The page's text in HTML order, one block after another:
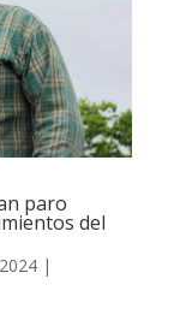
paro
del
|